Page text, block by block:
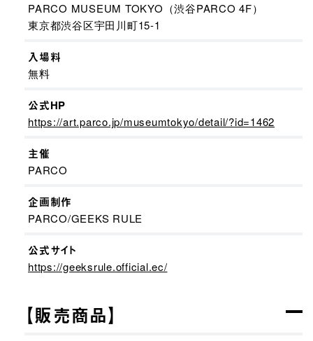
PARCO MUSEUM TOKYO（渋谷PARCO 4F）
東京都渋谷区宇田川町15-1
入場料
無料
公式HP
https://art.parco.jp/museumtokyo/detail/?id=1462
主催
PARCO
企画制作
PARCO/GEEKS RULE
公式サイト
https://geeksrule.official.ec/
【販売商品】